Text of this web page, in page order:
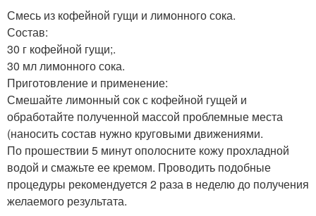
Смесь из кофейной гущи и лимонного сока.
Состав:
30 г кофейной гущи;.
30 мл лимонного сока.
Приготовление и применение:
Смешайте лимонный сок с кофейной гущей и
обработайте полученной массой проблемные места
(наносить состав нужно круговыми движениями.
По прошествии 5 минут ополосните кожу прохладной
водой и смажьте ее кремом. Проводить подобные
процедуры рекомендуется 2 раза в неделю до получения
желаемого результата.